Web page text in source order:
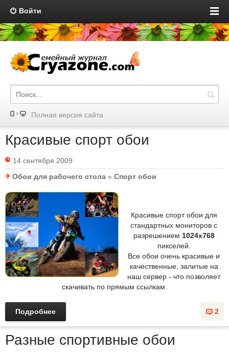
Войти
Полная версия сайта
Красивые спорт обои
14 сентября 2009
Обои для рабочего стола » Спорт обои
Красивые спорт обои для
стандартных мониторов с
разрешением 1024x768
пикселей.
Все обои очень красивые и
качественные, залитые на
наш сервер - что позволяет
скачивать по прямым ссылкам.
2
Подробнее
Разные спортивные обои